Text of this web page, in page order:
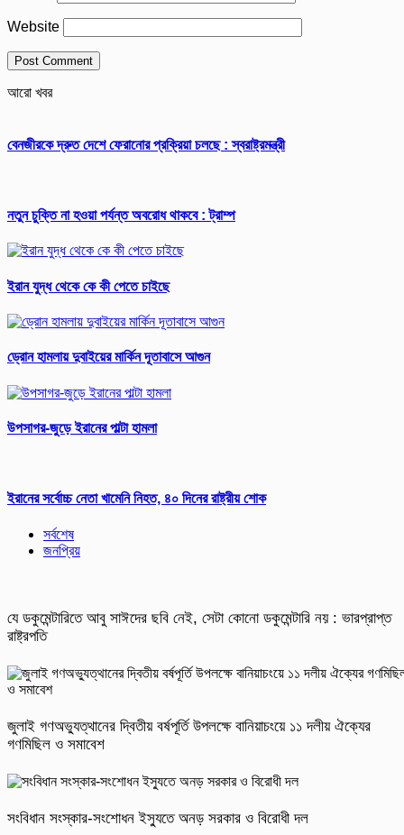
Website
আরো খবর
বেনজীরকে দ্রুত দেশে ফেরানোর প্রক্রিয়া চলছে : স্বরাষ্ট্রমন্ত্রী
নতুন চুক্তি না হওয়া পর্যন্ত অবরোধ থাকবে : ট্রাম্প
ইরান যুদ্ধ থেকে কে কী পেতে চাইছে
ড্রোন হামলায় দুবাইয়ের মার্কিন দূতাবাসে আগুন
উপসাগর-জুড়ে ইরানের পাল্টা হামলা
ইরানের সর্বোচ্চ নেতা খামেনি নিহত, ৪০ দিনের রাষ্ট্রীয় শোক
সর্বশেষ
জনপ্রিয়
যে ডকুমেন্টারিতে আবু সাঈদের ছবি নেই, সেটা কোনো ডকুমেন্টারি নয় : ভারপ্রাপ্ত
রাষ্ট্রপতি
জুলাই গণঅভ্যুত্থানের দ্বিতীয় বর্ষপূর্তি উপলক্ষে বানিয়াচংয়ে ১১ দলীয় ঐক্যের
গণমিছিল ও সমাবেশ
সংবিধান সংস্কার-সংশোধন ইস্যুতে অনড় সরকার ও বিরোধী দল